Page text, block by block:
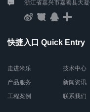
浙江省嘉兴市嘉善县天
快捷入口 Quick Entry
走进米乐
产品服务
工程案例
技术中心
新闻资讯
联系我们